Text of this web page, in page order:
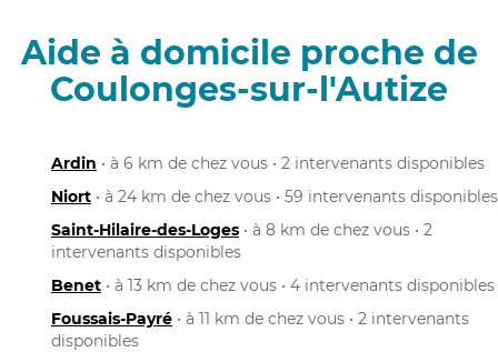
Aide à domicile proche de
Coulonges-sur-l'Autize
Ardin • à 6 km de chez vous • 2 intervenants disponibles
Niort • à 24 km de chez vous • 59 intervenants disponibles
Saint-Hilaire-des-Loges • à 8 km de chez vous • 2
intervenants disponibles
Benet • à 13 km de chez vous • 4 intervenants disponibles
Foussais-Payré • à 11 km de chez vous • 2 intervenants
disponibles